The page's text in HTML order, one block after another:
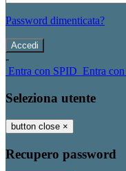
Password dimenticata?
-
Entra con SPID Entra
Seleziona utente
button close ×
Recupero password